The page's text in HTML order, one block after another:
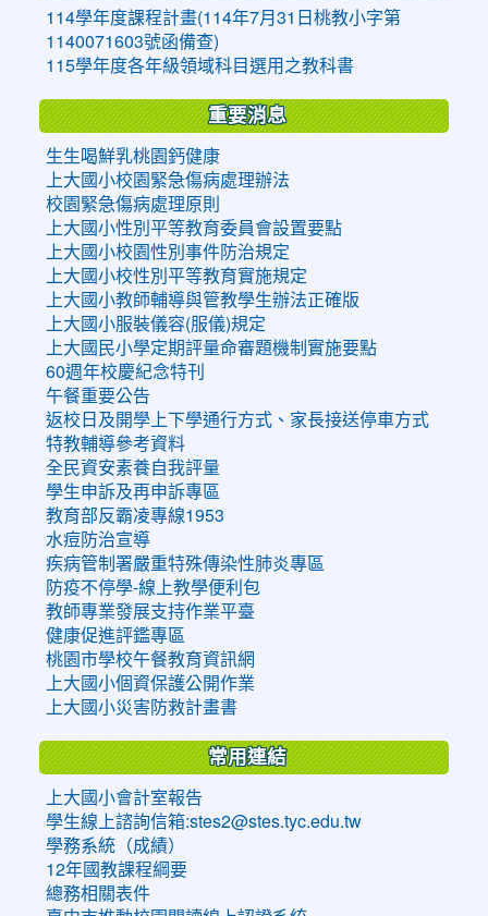
114學年度課程計畫(114年7月31日桃教小字第
1140071603號函備查)
115學年度各年級領域科目選用之教科書
重要消息
生生喝鮮乳桃園鈣健康
上大國小校園緊急傷病處理辦法
校園緊急傷病處理原則
上大國小性別平等教育委員會設置要點
上大國小校園性別事件防治規定
上大國小校性別平等教育實施規定
上大國小教師輔導與管教學生辦法正確版
上大國小服裝儀容(服儀)規定
上大國民小學定期評量命審題機制實施要點
60週年校慶紀念特刊
午餐重要公告
返校日及開學上下學通行方式、家長接送停車方式
特教輔導參考資料
全民資安素養自我評量
學生申訴及再申訴專區
教育部反霸凌專線1953
水痘防治宣導
疾病管制署嚴重特殊傳染性肺炎專區
防疫不停學-線上教學便利包
教師專業發展支持作業平臺
健康促進評鑑專區
桃園市學校午餐教育資訊網
上大國小個資保護公開作業
上大國小災害防救計畫書
常用連結
上大國小會計室報告
學生線上諮詢信箱:stes2@stes.tyc.edu.tw
學務系統（成績）
12年國教課程綱要
總務相關表件